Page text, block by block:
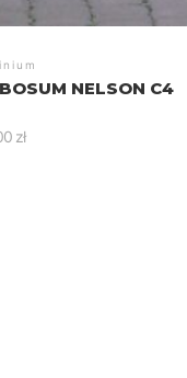
NELSON C4
zł